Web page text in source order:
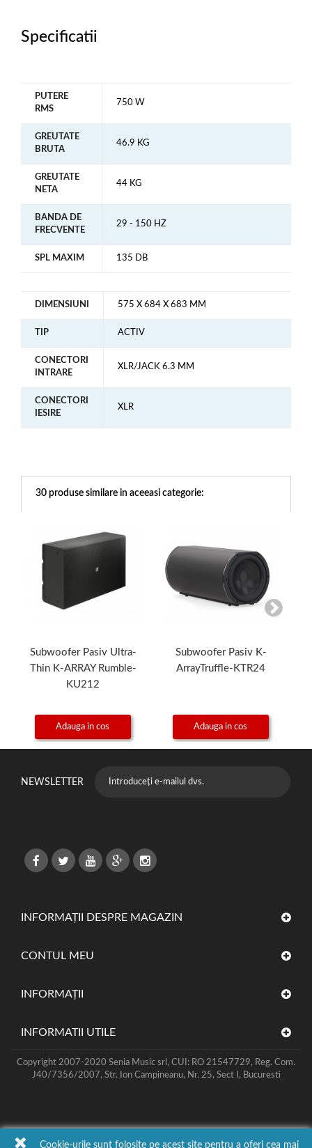
Specificatii
PUTERE
RMS
750 W
GREUTATE
BRUTA
46.9 KG
GREUTATE
NETA
44 KG
BANDA DE
FRECVENTE
29 - 150 HZ
SPL MAXIM 135 DB
DIMENSIUNI 575 X 684 X 683 MM
TIP ACTIV
CONECTORI
INTRARE
XLR/JACK 6.3 MM
CONECTORI
IESIRE
XLR
30 produse similare in aceeasi categorie:
Subwoofer Pasiv Ultra-
Thin K-ARRAY Rumble-
KU212
Adauga in cos
Subwoofer Pasiv K-
ArrayTruffle-KTR24
Adauga in cos
NEWSLETTER
INFORMAȚII DESPRE MAGAZIN
CONTUL MEU
INFORMAŢII
INFORMATII UTILE
Cookie-urile sunt folosite pe acest site pentru a oferi cea mai
Copyright 2007-2020 Senia Music srl, CUI: RO 21547729, Reg. Com.
J40/7356/2007, Str. Ion Campineanu, Nr. 25, Sect I, Bucuresti